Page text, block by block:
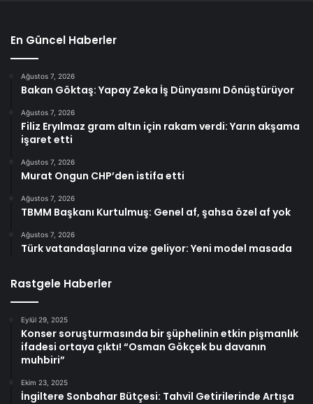
En Güncel Haberler
Ağustos 7, 2026
Bakan Göktaş: Yapay Zeka İş Dünyasını Dönüştürüyor
Ağustos 7, 2026
Filiz Eryılmaz gram altın için rakam verdi: Yarın akşama
işaret etti
Ağustos 7, 2026
Murat Ongun CHP’den istifa etti
Ağustos 7, 2026
TBMM Başkanı Kurtulmuş: Genel af, şahsa özel af yok
Ağustos 7, 2026
Türk vatandaşlarına vize geliyor: Yeni model masada
Rastgele Haberler
Eylül 29, 2025
Konser soruşturmasında bir şüphelinin etkin pişmanlık
ifadesi ortaya çıktı! “Osman Gökçek bu davanın
muhbiri”
Ekim 23, 2025
İngiltere Sonbahar Bütçesi: Tahvil Getirilerinde Artışa